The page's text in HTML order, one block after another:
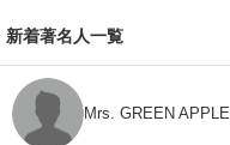
新着著名人一覧
Mrs. GREEN APPLE